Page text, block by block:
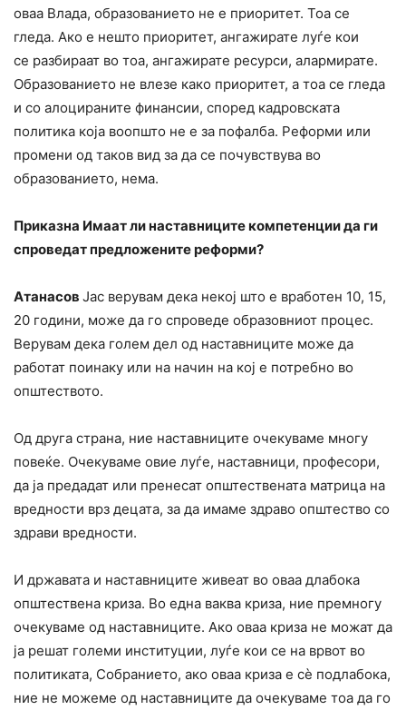
оваа Влада, образованието не е приоритет. Тоа се
гледа. Ако е нешто приоритет, ангажирате луѓе кои
се разбираат во тоа, ангажирате ресурси, алармирате.
Образованието не влезе како приоритет, а тоа се гледа
и со алоцираните финансии, според кадровската
политика која воопшто не е за пофалба. Реформи или
промени од таков вид за да се почувствува во
образованието, нема.
Приказна Имаат ли наставниците компетенции да ги
спроведат предложените реформи?
Атанасов Јас верувам дека некој што е вработен 10, 15,
20 години, може да го спроведе образовниот процес.
Верувам дека голем дел од наставниците може да
работат поинаку или на начин на кој е потребно во
општеството.
Од друга страна, ние наставниците очекуваме многу
повеќе. Очекуваме овие луѓе, наставници, професори,
да ја предадат или пренесат општествената матрица на
вредности врз децата, за да имаме здраво општество со
здрави вредности.
И државата и наставниците живеат во оваа длабока
општествена криза. Во една ваква криза, ние премногу
очекуваме од наставниците. Ако оваа криза не можат да
ја решат големи институции, луѓе кои се на врвот во
политиката, Собранието, ако оваа криза е сè подлабока,
ние не можеме од наставниците да очекуваме тоа да го